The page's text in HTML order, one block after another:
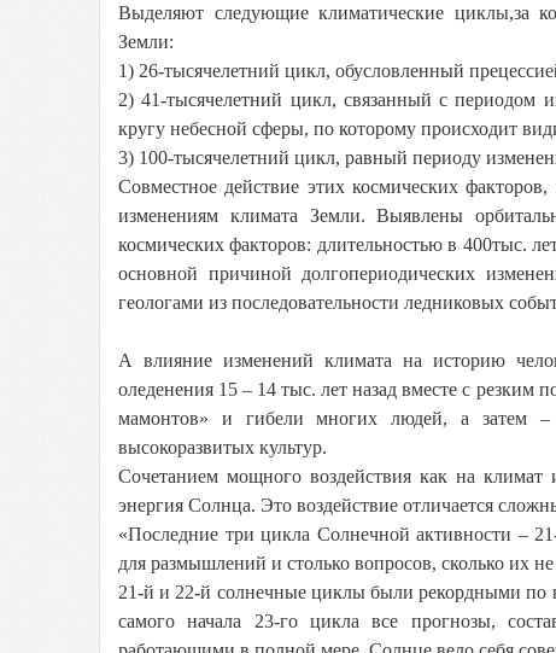
Выделяют следующие климатические циклы,за
Земли:
1) 26-тысячелетний цикл, обусловленный
2) 41-тысячелетний цикл, связанный с периодом
кругу небесной сферы, по которому происходит
3) 100-тысячелетний цикл, равный периоду
Совместное действие этих космических
изменениям климата Земли. Выявлены
космических факторов: длительностью в 400тыс.
основной причиной долгопериодических
геологами из последовательности ледниковых
А влияние изменений климата на историю
оледенения 15 – 14 тыс. лет назад вместе с
мамонтов» и гибели многих людей, а затем –
высокоразвитых культур.
Сочетанием мощного воздействия как на климат
энергия Солнца. Это воздействие отличается
«Последние три цикла Солнечной активности –
для размышлений и столько вопросов, сколько их
21-й и 22-й солнечные циклы были рекордными по
самого начала 23-го цикла все прогнозы,